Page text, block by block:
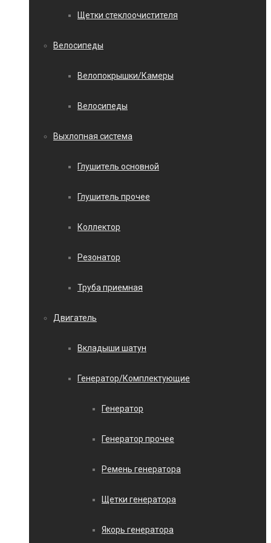
Щетки стеклоочистителя
Велосипеды
Велопокрышки/Камеры
Велосипеды
Выхлопная система
Глушитель основной
Глушитель прочее
Коллектор
Резонатор
Труба приемная
Двигатель
Вкладыши шатун
Генератор/Комплектующие
Генератор
Генератор прочее
Ремень генератора
Щетки генератора
Якорь генератора